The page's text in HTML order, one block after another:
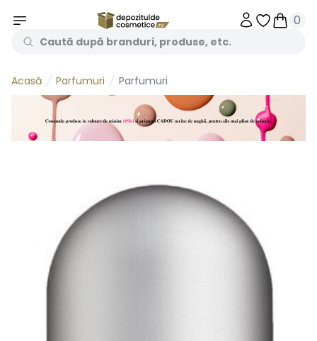
Obiecte
0
Acasă Parfumuri Parfumuri